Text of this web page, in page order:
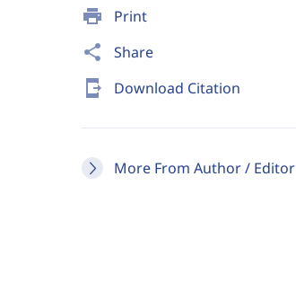
print Print
share Share
send_to_mobile Download Citation
More From Author / Editor